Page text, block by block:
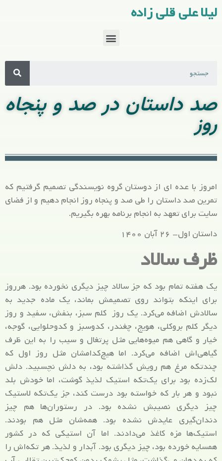
لیلا علی قلی زاده
صد داستان در صد و پنجاه
روز
امروز با عده ای از دوستان گروه نویسندگی تصمیم گرفتیم که
تمرین صد داستان را طی صد و پنجاه روز انجام دهیم و از فضای
سایت برای تعهد به انجام برنامه بهره بگیریم.
داستان اول- ۲۶ آبان ۱۴۰۰
ظرف سالاد
یک هفته تمام بود که جز سالاد چیز دیگری نخورده بود. هرروز
برای اینکه بتواند روی تصمیمش بماند، یک ماده جدید به
سالادش اضافه می‌کرد. یک روز کلم سبز، بنفش، سفید و روز
دیگر کلم بروکلی، هویج، چغندر، کدوسبز و کدوحلوایی، گوجه،
خیار و گاهی هم میوه‌هایی مثل پرتغال و سیب را به این ظرف
گیاهی‌اش اضافه می‌کرد. اما هیچ‌کدامشان مثل روز اول که
چندتکه مرغ هم رویش گذاشته بود، به دلش نچسبید. دلش
لک‌زده بود برای یک‌تکه استیک لذیذ گوشت، اما خودش بلد
نبود و هر بار که خواسته بود درست کند، جز یک‌تکه لاستیک
چیز دیگری نصیبش نشده بود. در رستوران‌ها هم چیز
دندان‌گیری عایدش نشده بود. همه‌شان مثل هم بودند.
استیک‌ها مزه کاغذ می‌دادند. اما آن استیکی که در کشور
همسایه خورده بود، چیز دیگری بود. آبدار و لذیذ. هر تکه‌اش را